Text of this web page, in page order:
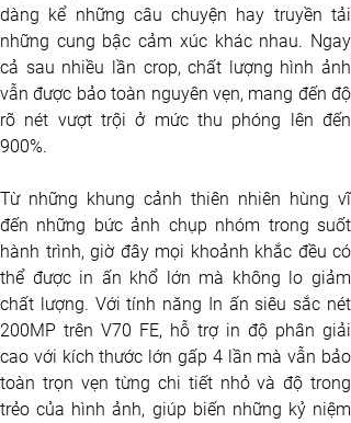
dàng kể những câu chuyện hay truyền tải
những cung bậc cảm xúc khác nhau. Ngay
cả sau nhiều lần crop, chất lượng hình ảnh
vẫn được bảo toàn nguyên vẹn, mang đến độ
rõ nét vượt trội ở mức thu phóng lên đến
900%.
Từ những khung cảnh thiên nhiên hùng vĩ
đến những bức ảnh chụp nhóm trong suốt
hành trình, giờ đây mọi khoảnh khắc đều có
thể được in ấn khổ lớn mà không lo giảm
chất lượng. Với tính năng In ấn siêu sắc nét
200MP trên V70 FE, hỗ trợ in độ phân giải
cao với kích thước lớn gấp 4 lần mà vẫn bảo
toàn trọn vẹn từng chi tiết nhỏ và độ trong
trẻo của hình ảnh, giúp biến những kỷ niệm